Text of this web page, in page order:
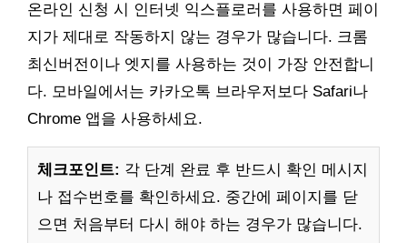
온라인 신청 시 인터넷 익스플로러를 사용하면 페이
지가 제대로 작동하지 않는 경우가 많습니다. 크롬
최신버전이나 엣지를 사용하는 것이 가장 안전합니
다. 모바일에서는 카카오톡 브라우저보다 Safari나
Chrome 앱을 사용하세요.
체크포인트: 각 단계 완료 후 반드시 확인 메시지
나 접수번호를 확인하세요. 중간에 페이지를 닫
으면 처음부터 다시 해야 하는 경우가 많습니다.